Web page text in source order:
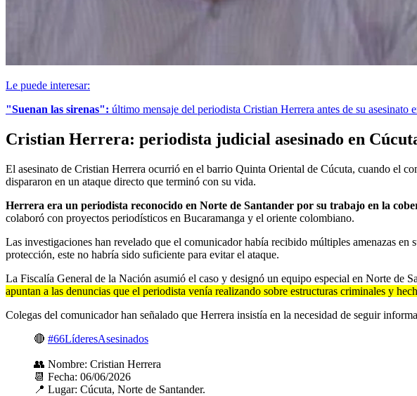
Le puede interesar:
"Suenan las sirenas": último mensaje del periodista Cristian Herrera antes de su asesinato
Cristian Herrera: periodista judicial asesinado en
El asesinato de Cristian Herrera ocurrió en el barrio Quinta Oriental de Cúcuta, cuando el
dispararon en un ataque directo que terminó con su vida.
Herrera era un periodista reconocido en Norte de Santander por su trabajo en la
colaboró con proyectos periodísticos en Bucaramanga y el oriente colombiano.
Las investigaciones han revelado que el comunicador había recibido múltiples amenazas
protección, este no habría sido suficiente para evitar el ataque.
La Fiscalía General de la Nación asumió el caso y designó un equipo especial en Norte de
apuntan a las denuncias que el periodista venía realizando sobre estructuras criminales y
Colegas del comunicador han señalado que Herrera insistía en la necesidad de seguir
🔴 #66LíderesAsesinados
👥 Nombre: Cristian Herrera
📆 Fecha: 06/06/2026
📍 Lugar: Cúcuta, Norte de Santander.